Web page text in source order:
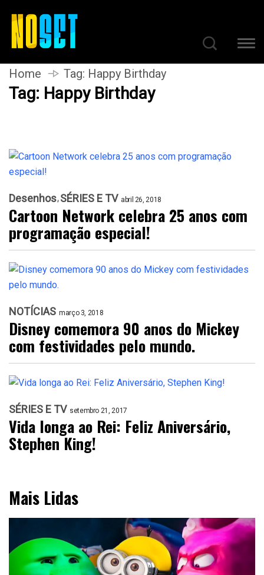
Home Tag: Happy Birthday
Tag: Happy Birthday
Desenhos SÉRIES E TV abril 26, 2018
Cartoon Network celebra 25 anos com
programação especial!
NOTÍCIAS março 3, 2018
Disney comemora 90 anos do Mickey
com festividades pelo mundo.
SÉRIES E TV setembro 21, 2017
Vida longa ao Rei: Feliz Aniversário,
Stephen King!
Mais Lidas